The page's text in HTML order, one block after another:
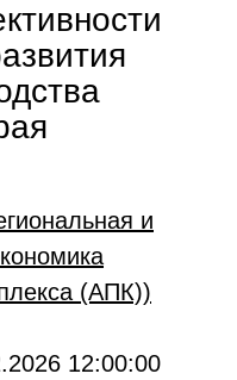
и
(АПК))
12:00:00